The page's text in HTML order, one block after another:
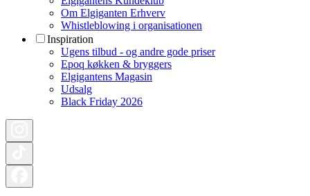
Om Elgiganten Erhverv
Whistleblowing i organisationen
Inspiration
Ugens tilbud - og andre gode priser
Epoq køkken & bryggers
Elgigantens Magasin
Udsalg
Black Friday 2026